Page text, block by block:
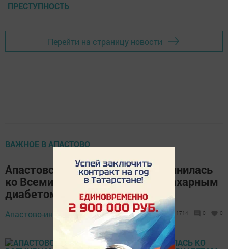
ПРЕСТУПНОСТЬ
Перейти на страницу новости
ВАЖНОЕ В АПАСТОВО
Апастовская больница присоединилась
ко Всемирному дню борьбы с сахарным
диабетом
Апастово-информ, 14 ноября 2019 -
14:33
1714 0 0